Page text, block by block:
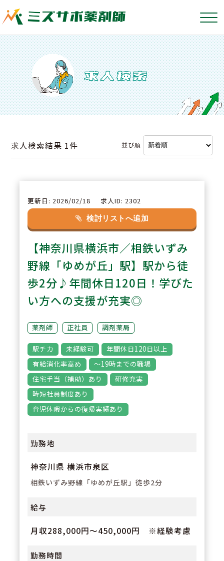
求人検索結果 1件 並び順
更新日: 2026/02/18 求人ID: 2302
検討リストへ追加
【神奈川県横浜市／相鉄いずみ
野線「ゆめが丘」駅】駅から徒
歩2分♪年間休日120日！学びた
い方への支援が充実◎
薬剤師 正社員 調剤薬局
駅チカ 未経験可
年間休日120日以上
有給消化率高め
～19時までの職場
住宅手当（補助）あり
研修充実
時短社員制度あり
育児休暇からの復帰実績あり
勤務地
神奈川県 横浜市泉区
相鉄いずみ野線「ゆめが丘駅」徒歩2分
給与
月収288,000円～450,000円 ※経験考慮
勤務時間